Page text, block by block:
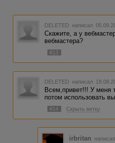
DELETED написал
Скажите, а у
вебмастера?
#13
DELETED написал
Всем,привет!!! У меня
потом использовать
#14 Скрыть ветку
irbritan